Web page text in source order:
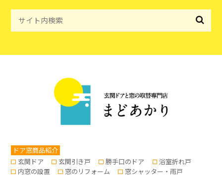
ドア窓商品紹介
玄関ドア
玄関引き戸 勝手口のドア
浴室折れ戸
内窓の設置
窓のリフォーム
窓シャッター・雨戸